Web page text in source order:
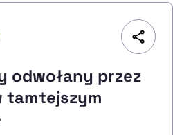
odwołany przez
tamtejszym